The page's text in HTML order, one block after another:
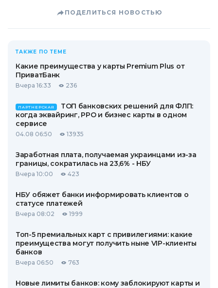
ПОДЕЛИТЬСЯ НОВОСТЬЮ
ТАКЖЕ ПО ТЕМЕ
Какие преимущества у карты Premium Plus от
ПриватБанк
Вчера 16:33 236
ПАРТНЕРСКАЯ
ТОП банковских решений для ФЛП:
когда эквайринг, РРО и бизнес карты в одном
сервисе
04.08 06:50 13935
Заработная плата, получаемая украинцами из-за
границы, сократилась на 23,6% - НБУ
Вчера 10:00 423
НБУ обяжет банки информировать клиентов о
статусе платежей
Вчера 08:02 1999
Топ-5 премиальных карт с привилегиями: какие
преимущества могут получить ныне VIP-клиенты
банков
Вчера 06:50 763
Новые лимиты банков: кому заблокируют карты и